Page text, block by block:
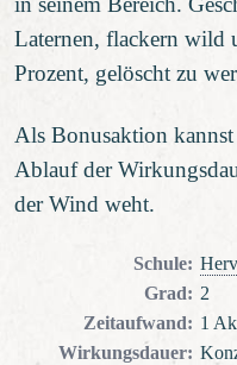
Laternen, flackern wild
Prozent, gelöscht zu
Als Bonusaktion
Ablauf der
der Wind weht.
Schule:
Grad: 2
Zeitaufwand: 1
Wirkungsdauer: